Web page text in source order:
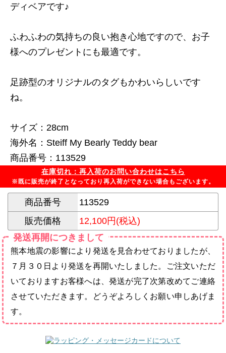
ディベアです♪
ふわふわの気持ちの良い抱き心地ですので、お子
様へのプレゼントにも最適です。
足跡型のオリジナルのタグもかわいらしいです
ね。
サイズ：28cm
海外名：Steiff My Bearly Teddy bear
商品番号：113529
在庫切れ：再入荷のお問い合わせはこちら
※既に販売が終了となっており再入荷ができない場合もございます。
商品番号
113529
販売価格
12,100円(税込)
発送再開につきまして
熊本地震の影響により発送を見合わせておりましたが、
７月３０日より発送を再開いたしました。ご注文いただ
いておりますお客様へは、発送が完了次第改めてご連絡
させていただきます。どうぞよろしくお願い申しあげま
す。